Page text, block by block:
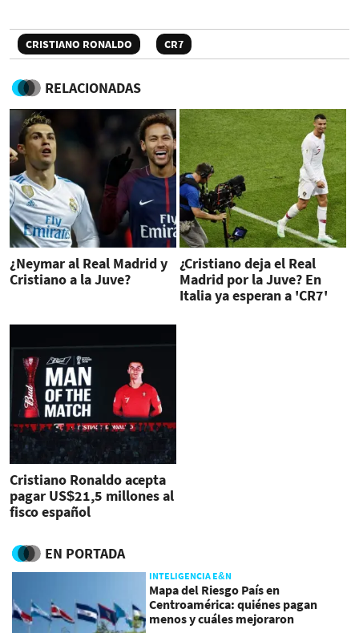
CRISTIANO RONALDO CR7
RELACIONADAS
¿Neymar al Real Madrid y
Cristiano a la Juve?
¿Cristiano deja el Real
Madrid por la Juve? En
Italia ya esperan a 'CR7'
Cristiano Ronaldo acepta
pagar US$21,5 millones al
fisco español
EN PORTADA
INTELIGENCIA E&N
Mapa del Riesgo País en
Centroamérica: quiénes pagan
menos y cuáles mejoraron